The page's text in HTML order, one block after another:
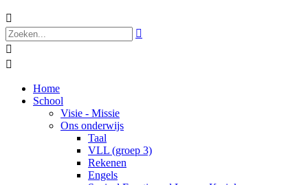




Home
School
Visie - Missie
Ons onderwijs
Taal
VLL (groep 3)
Rekenen
Engels